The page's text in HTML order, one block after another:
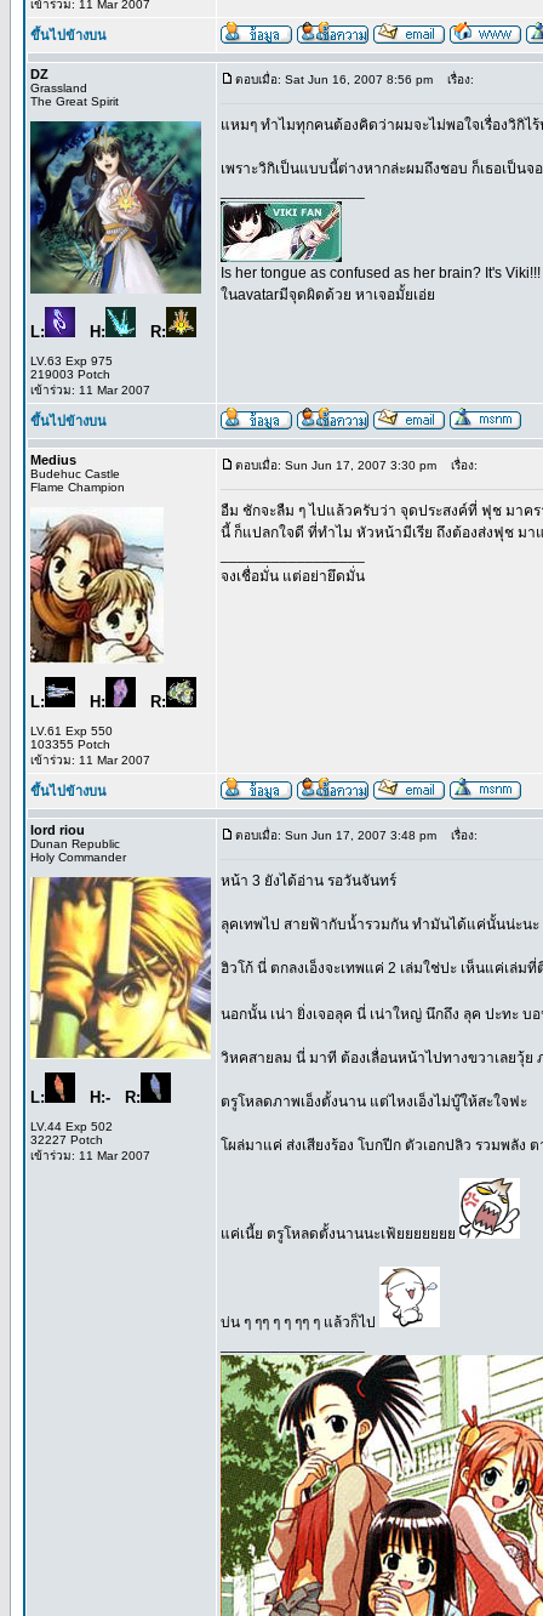
เข้าร่วม: 11 Mar 2007
ขึ้นไปข้างบน
DZ
Grassland
The Great Spirit
L: H: R:
LV.63 Exp 975
219003 Potch
เข้าร่วม: 11 Mar 2007
ตอบเมื่อ: Sat Jun 16, 2007 8:56 pm เรื่อง:
แหมๆ ทำไมทุกคนต้องคิดว่าผมจะไม่พอใจเรื่องวิกิไ
เพราะวิกิเป็นแบบนี้ต่างหากล่ะผมถึงชอบ ก็เธอเป็น
Is her tongue as confused as her brain? It's Viki!!!
ในavatarมีจุดผิดด้วย หาเจอมั้ยเอ่ย
ขึ้นไปข้างบน
Medius
Budehuc Castle
Flame Champion
L: H: R:
LV.61 Exp 550
103355 Potch
เข้าร่วม: 11 Mar 2007
ตอบเมื่อ: Sun Jun 17, 2007 3:30 pm เรื่อง:
อืม ชักจะลืม ๆ ไปแล้วครับว่า จุดประสงค์ที่ ฟุช มาค
นี้ ก็แปลกใจดี ที่ทำไม หัวหน้ามีเรีย ถึงต้องส่งฟุช ม
จงเชื่อมั่น แต่อย่ายึดมั่น
ขึ้นไปข้างบน
lord riou
Dunan Republic
Holy Commander
L: H:- R:
LV.44 Exp 502
32227 Potch
เข้าร่วม: 11 Mar 2007
ตอบเมื่อ: Sun Jun 17, 2007 3:48 pm เรื่อง:
หน้า 3 ยังได้อ่าน รอวันจันทร์
ลุคเทพไป สายฟ้ากับน้ำรวมกัน ทำมันได้แค่นั้นน่ะนะ
ฮิวโก้ นี่ ตกลงเอ็งจะเทพแค่ 2 เล่มใช่ปะ เห็นแค่เล่
นอกนั้น เน่า ยิ่งเจอลุค นี่ เน่าใหญ่ นึกถึง ลุค ปะทะ
วิหคสายลม นี่ มาที ต้องเลื่อนหน้าไปทางขวาเลยวุ้ย
ตรูโหลดภาพเอ็งตั้งนาน แต่ไหงเอ็งไม่บู๊ให้สะใจฟะ
โผล่มาแค่ ส่งเสียงร้อง โบกปีก ตัวเอกปลิว รวมพลัง ต
แค่เนี้ย ตรูโหลดตั้งนานนะเฟ้ยยยยยยย
บ่น ๆ ๆๆ ๆ ๆ ๆๆ ๆ แล้วก็ไป